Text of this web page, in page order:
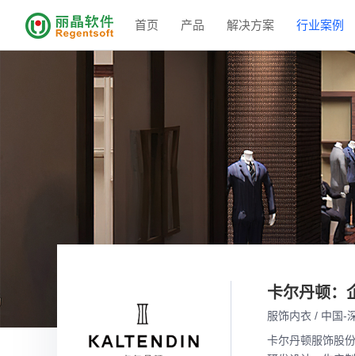
首页 产品 解决方案 行业案例
卡尔丹顿：
服饰内衣 / 中国-
卡尔丹顿服饰股